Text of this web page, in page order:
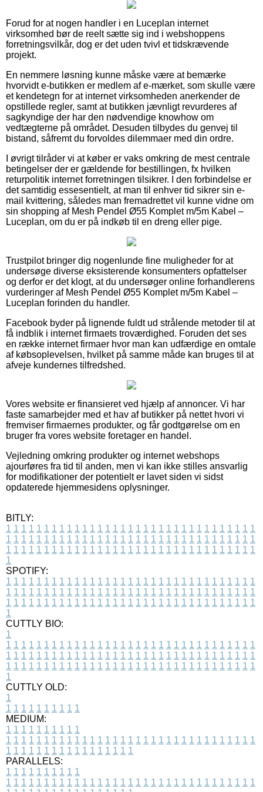
Forud for at nogen handler i en Luceplan internet
virksomhed bør de reelt sætte sig ind i webshoppens
forretningsvilkår, dog er det uden tvivl et tidskrævende
projekt.
En nemmere løsning kunne måske være at bemærke
hvorvidt e-butikken er medlem af e-mærket, som skulle være
et kendetegn for at internet virksomheden anerkender de
opstillede regler, samt at butikken jævnligt revurderes af
sagkyndige der har den nødvendige knowhow om
vedtægterne på området. Desuden tilbydes du genvej til
bistand, såfremt du forvoldes dilemmaer med din ordre.
I øvrigt tilråder vi at køber er vaks omkring de mest centrale
betingelser der er gældende for bestillingen, fx hvilken
returpolitik internet forretningen tilsikrer. I den forbindelse er
det samtidig essesentielt, at man til enhver tid sikrer sin e-
mail kvittering, således man fremadrettet vil kunne vidne om
sin shopping af Mesh Pendel Ø55 Komplet m/5m Kabel –
Luceplan, om du er på indkøb til en dreng eller pige.
Trustpilot bringer dig nogenlunde fine muligheder for at
undersøge diverse eksisterende konsumenters opfattelser
og derfor er det klogt, at du undersøger online forhandlerens
vurderinger af Mesh Pendel Ø55 Komplet m/5m Kabel –
Luceplan forinden du handler.
Facebook byder på lignende fuldt ud strålende metoder til at
få indblik i internet firmaets troværdighed. Foruden det ses
en række internet firmaer hvor man kan udfærdige en omtale
af købsoplevelsen, hvilket på samme måde kan bruges til at
afveje kundernes tilfredshed.
Vores website er finansieret ved hjælp af annoncer. Vi har
faste samarbejder med et hav af butikker på nettet hvori vi
fremviser firmaernes produkter, og får godtgørelse om en
bruger fra vores website foretager en handel.
Vejledning omkring produkter og internet webshops
ajourføres fra tid til anden, men vi kan ikke stilles ansvarlig
for modifikationer der potentielt er lavet siden vi sidst
opdaterede hjemmesidens oplysninger.
BITLY:
1 1 1 1 1 1 1 1 1 1 1 1 1 1 1 1 1 1 1 1 1 1 1 1 1 1 1 1 1 1 1 1 1
1 1 1 1 1 1 1 1 1 1 1 1 1 1 1 1 1 1 1 1 1 1 1 1 1 1 1 1 1 1 1 1 1
1 1 1 1 1 1 1 1 1 1 1 1 1 1 1 1 1 1 1 1 1 1 1 1 1 1 1 1 1 1 1 1 1
1
SPOTIFY:
1 1 1 1 1 1 1 1 1 1 1 1 1 1 1 1 1 1 1 1 1 1 1 1 1 1 1 1 1 1 1 1 1
1 1 1 1 1 1 1 1 1 1 1 1 1 1 1 1 1 1 1 1 1 1 1 1 1 1 1 1 1 1 1 1 1
1 1 1 1 1 1 1 1 1 1 1 1 1 1 1 1 1 1 1 1 1 1 1 1 1 1 1 1 1 1 1 1 1
1
CUTTLY BIO:
1
1 1 1 1 1 1 1 1 1 1 1 1 1 1 1 1 1 1 1 1 1 1 1 1 1 1 1 1 1 1 1 1 1
1 1 1 1 1 1 1 1 1 1 1 1 1 1 1 1 1 1 1 1 1 1 1 1 1 1 1 1 1 1 1 1 1
1 1 1 1 1 1 1 1 1 1 1 1 1 1 1 1 1 1 1 1 1 1 1 1 1 1 1 1 1 1 1 1 1
1
CUTTLY OLD:
1
1 1 1 1 1 1 1 1 1 1
MEDIUM:
1 1 1 1 1 1 1 1 1 1
1 1 1 1 1 1 1 1 1 1 1 1 1 1 1 1 1 1 1 1 1 1 1 1 1 1 1 1 1 1 1 1 1
1 1 1 1 1 1 1 1 1 1 1 1 1 1 1 1 1
PARALLELS:
1 1 1 1 1 1 1 1 1 1
1 1 1 1 1 1 1 1 1 1 1 1 1 1 1 1 1 1 1 1 1 1 1 1 1 1 1 1 1 1 1 1 1